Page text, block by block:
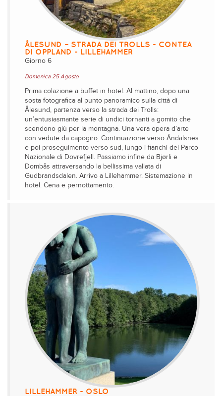
ÅLESUND – STRADA DEI TROLLS - CONTEA
DI OPPLAND - LILLEHAMMER
Giorno 6
Domenica 25 Agosto
Prima colazione a buffet in hotel. Al mattino, dopo una
sosta fotografica al punto panoramico sulla città di
Ålesund, partenza verso la strada dei Trolls:
un’entusiasmante serie di undici tornanti a gomito che
scendono giù per la montagna. Una vera opera d’arte
con vedute da capogiro. Continuazione verso Åndalsnes
e poi proseguimento verso sud, lungo i fianchi del Parco
Nazionale di Dovrefjell. Passiamo infine da Bjørli e
Dombås attraversando la bellissima vallata di
Gudbrandsdalen. Arrivo a Lillehammer. Sistemazione in
hotel. Cena e pernottamento.
LILLEHAMMER - OSLO